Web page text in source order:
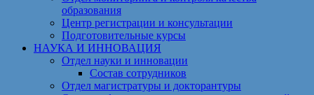
образования
Центр регистрации и консультации
Подготовительные курсы
НАУКА И ИННОВАЦИЯ
Отдел науки и инновации
Состав сотрудников
Отдел магистратуры и докторантуры